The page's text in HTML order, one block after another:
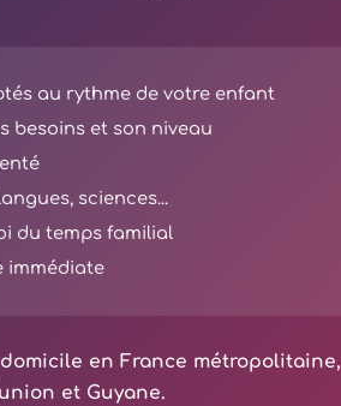
au rythme de votre enfant
besoins et son niveau
sciences...
du temps familial
immédiate
en France métropolitaine,
et Guyane.